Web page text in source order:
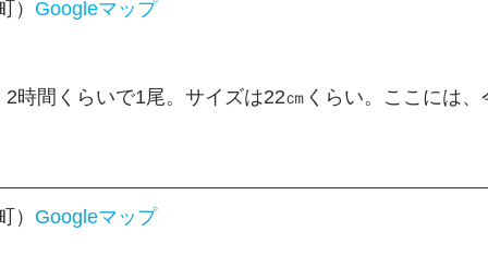
） Googleマップ
時間くらいで1尾。サイズは22㎝くらい。ここには、
） Googleマップ